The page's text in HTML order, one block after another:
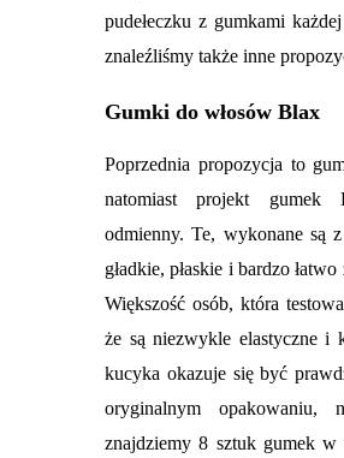
pudełeczku z gumkami
znaleźliśmy także inne
Gumki do włosów Blax
Poprzednia propozycja to
natomiast projekt
odmienny. Te, wykonane są
gładkie, płaskie i bardzo
Większość osób, która
że są niezwykle elastyczne i
kucyka okazuje się być
oryginalnym opakowaniu,
znajdziemy 8 sztuk gumek w